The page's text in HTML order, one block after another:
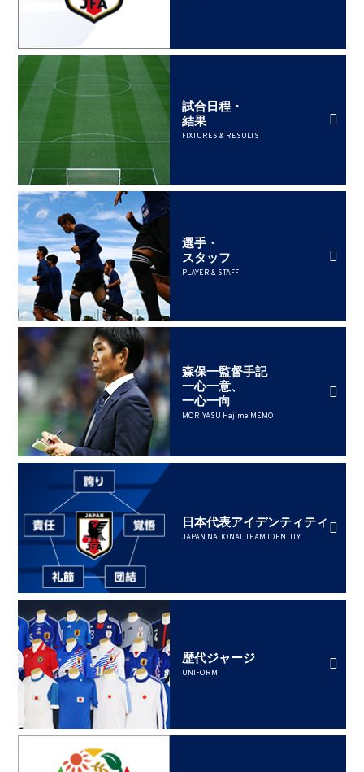
試合日程・
結果
FIXTURES & RESULTS
選手・
スタッフ
PLAYER & STAFF
森保一監督手記
一心一意、
一心一向
MORIYASU Hajime MEMO
日本代表アイデンティティ
JAPAN NATIONAL TEAM IDENTITY
歴代ジャージ
UNIFORM